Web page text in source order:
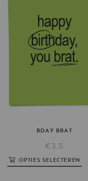
BDAY BRAT
€3.5
OPTIES SELECTEREN